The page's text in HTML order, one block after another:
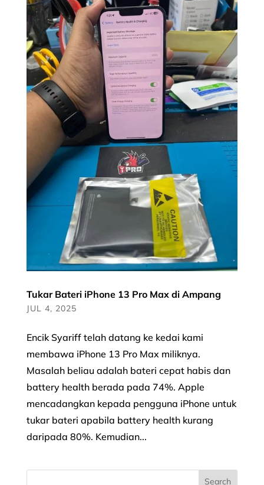
Tukar Bateri iPhone 13 Pro Max di Ampang
JUL 4, 2025
Encik Syariff telah datang ke kedai kami
membawa iPhone 13 Pro Max miliknya.
Masalah beliau adalah bateri cepat habis dan
battery health berada pada 74%. Apple
mencadangkan kepada pengguna iPhone untuk
tukar bateri apabila battery health kurang
daripada 80%. Kemudian...